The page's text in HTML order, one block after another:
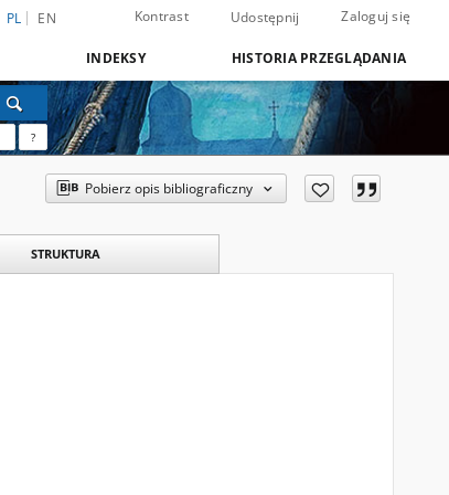
PL EN Kontrast Udostępnij Zaloguj się
INDEKSY HISTORIA PRZEGLĄDANIA
?
Pobierz opis bibliograficzny
STRUKTURA